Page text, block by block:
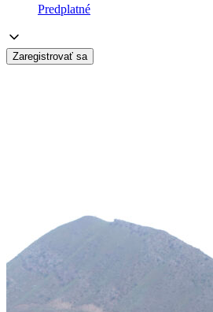
Predplatné
Zaregistrovať sa